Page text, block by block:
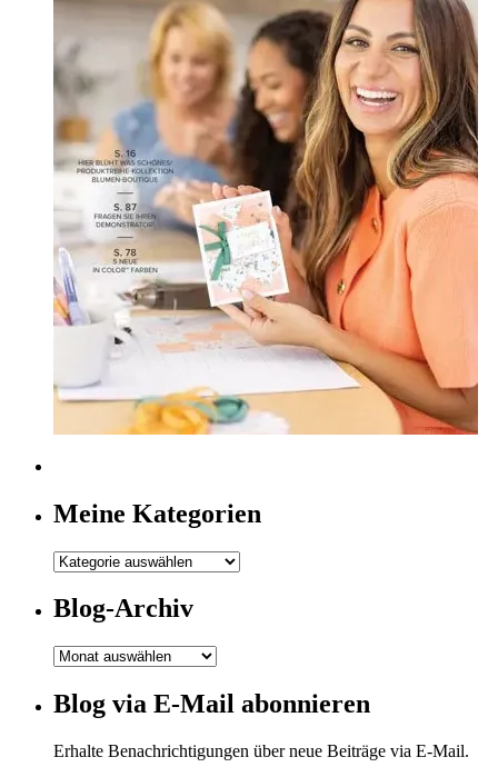
Meine Kategorien
Meine
Blog-Archiv
Blog-
Blog via E-Mail abonnieren
Erhalte Benachrichtigungen über neue Beiträge via E-Mail.